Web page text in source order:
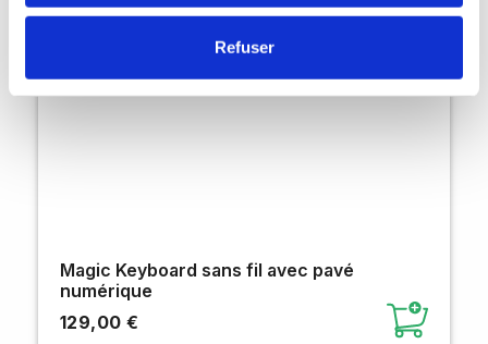
Refuser
Magic Keyboard sans fil avec pavé
numérique
129,00 €